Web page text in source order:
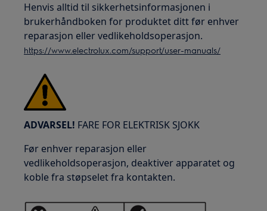
Henvis alltid til sikkerhetsinformasjonen i
brukerhåndboken for produktet ditt før enhver
reparasjon eller vedlikeholdsoperasjon.
https://www.electrolux.com/support/user-manuals/
ADVARSEL! FARE FOR ELEKTRISK SJOKK
Før enhver reparasjon eller
vedlikeholdsoperasjon, deaktiver apparatet og
koble fra støpselet fra kontakten.